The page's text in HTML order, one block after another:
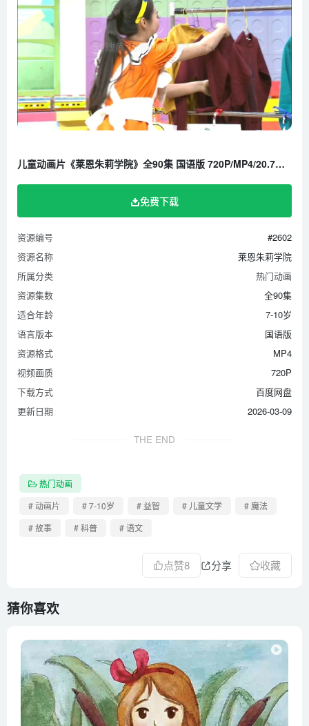
儿童动画片《莱恩朱莉学院》全90集 国语版 720P/MP4/20.7G 百度云网盘下载
免费下载
资源编号
#2602
资源名称
莱恩朱莉学院
所属分类
热门动画
资源集数
全90集
适合年龄
7-10岁
语言版本
国语版
资源格式
MP4
视频画质
720P
下载方式
百度网盘
更新日期
2026-03-09
THE END
热门动画
# 动画片
# 7-10岁 # 益智 # 儿童文学
# 魔法
# 故事
# 科普 # 语文
点赞8 分享 收藏
猜你喜欢